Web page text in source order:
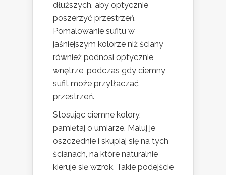
dłuższych, aby optycznie
poszerzyć przestrzeń.
Pomalowanie sufitu w
jaśniejszym kolorze niż ściany
również podnosi optycznie
wnętrze, podczas gdy ciemny
sufit może przytłaczać
przestrzeń.
Stosując ciemne kolory,
pamiętaj o umiarze. Maluj je
oszczędnie i skupiaj się na tych
ścianach, na które naturalnie
kieruje się wzrok. Takie podejście